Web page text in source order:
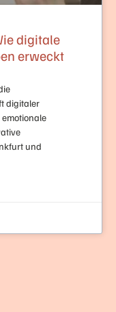
digitale
erweckt
digitaler
und